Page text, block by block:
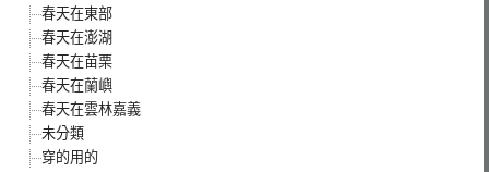
春天在東部
春天在澎湖
春天在苗栗
春天在蘭嶼
春天在雲林嘉義
未分類
穿的用的